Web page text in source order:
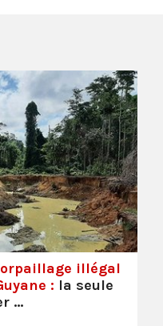
illégal
: la seule
…